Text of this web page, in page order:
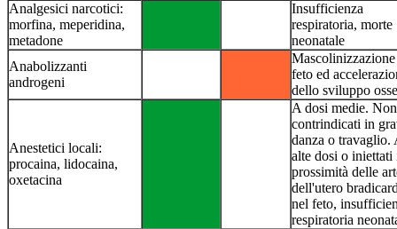
Analgesici narcotici:
morfina, meperidina,
metadone
Insufficienza
respiratoria, morte
neona­tale
Anabolizzanti
androgeni
feto ed
dello sviluppo
Anestetici locali:
procaina, lidocaina,
oxetacina
A dosi medie. Non
contrindicati in
danza o travaglio.
alte dosi o iniettati
prossimità delle
dell'utero
nel feto,
respirato­ria